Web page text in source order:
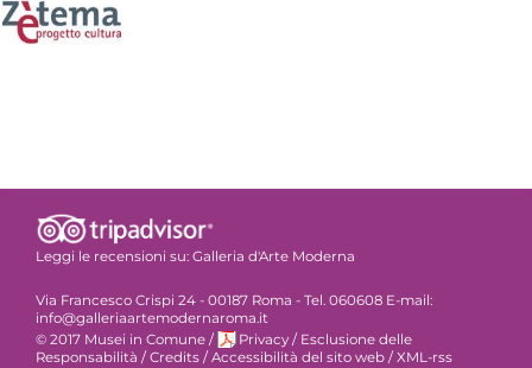
Leggi le recensioni su: Galleria d'Arte Moderna
Via Francesco Crispi 24 - 00187 Roma - Tel. 060608 E-mail:
info@galleriaartemodernaroma.it
© 2017 Musei in Comune / Privacy / Esclusione delle
Responsabilità / Credits / Accessibilità del sito web / XML-rss